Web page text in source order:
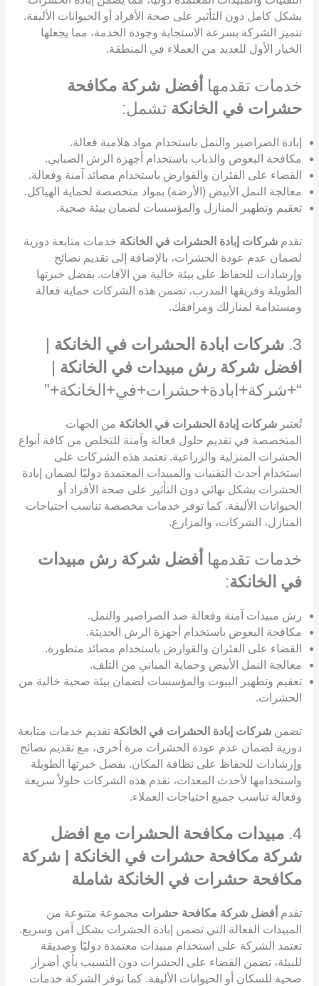
بشكل كامل دون التأثير على صحة الأفراد أو الحيوانات الأليفة.
تتميز الشركة بسرعة الاستجابة وجودة الخدمة، مما يجعلها
الخيار الأول للعديد من العملاء في المنطقة.
خدمات تقدمها أفضل شركة مكافحة
حشرات في الخانكة تشمل:
إبادة الصراصير والنمل باستخدام مواد هلامية فعالة.
مكافحة البعوض والذباب باستخدام أجهزة الرش الضبابي.
القضاء على الفئران والقوارض باستخدام مصائد آمنة وفعالة.
معالجة النمل الأبيض (الأرضة) بمواد متخصصة لحماية الهياكل.
تعقيم وتطهير المنازل والمؤسسات لضمان بيئة صحية.
تقدم شركات إبادة الحشرات في الخانكة خدمات متابعة دورية
لضمان عدم عودة الحشرات، بالإضافة إلى تقديم نصائح
وإرشادات للحفاظ على بيئة خالية من الآفات. بفضل خبرتها
الطويلة وفريقها المدرب، تضمن هذه الشركات حماية فعالة
ومستدامة لمنازلك ومرافقك.
3. شركات ابادة الحشرات في الخانكة |
افضل شركة رش مبيدات في الخانكة |
“+شركة+ابادة+حشرات+في+الخانكة+”
تُعتبر شركات إبادة الحشرات في الخانكة من الجهات
المتخصصة في تقديم حلول فعالة وآمنة للتخلص من كافة أنواع
الحشرات المنزلية والزراعية. تعتمد هذه الشركات على
استخدام أحدث التقنيات والمبيدات المعتمدة دوليًا لضمان إبادة
الحشرات بشكل نهائي دون التأثير على صحة الأفراد أو
الحيوانات الأليفة. كما توفر خدمات مخصصة تناسب احتياجات
المنازل، الشركات، والمزارع.
خدمات تقدمها أفضل شركة رش مبيدات
في الخانكة:
رش مبيدات آمنة وفعالة ضد الصراصير والنمل.
مكافحة البعوض باستخدام أجهزة الرش الحديثة.
القضاء على الفئران والقوارض باستخدام مصائد متطورة.
معالجة النمل الأبيض وحماية المباني من التلف.
تعقيم وتطهير البيوت والمؤسسات لضمان بيئة صحية خالية من
الحشرات.
تضمن شركات إبادة الحشرات في الخانكة تقديم خدمات متابعة
دورية لضمان عدم عودة الحشرات مرة أخرى، مع تقديم نصائح
وإرشادات للحفاظ على نظافة المكان. بفضل خبرتها الطويلة
واستخدامها لأحدث المعدات، تقدم هذه الشركات حلولاً سريعة
وفعالة تناسب جميع احتياجات العملاء.
4. مبيدات مكافحة الحشرات مع افضل
شركة مكافحة حشرات في الخانكة | شركة
مكافحة حشرات في الخانكة شاملة
تقدم أفضل شركة مكافحة حشرات مجموعة متنوعة من
المبيدات الفعالة التي تضمن إبادة الحشرات بشكل آمن وسريع.
تعتمد الشركة على استخدام مبيدات معتمدة دوليًا وصديقة
للبيئة، تضمن القضاء على الحشرات دون التسبب بأي أضرار
صحية للسكان أو الحيوانات الأليفة. كما توفر الشركة خدمات